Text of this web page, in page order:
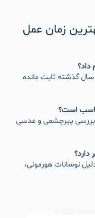
زمان عمل
گذشته ثابت مانده
به بررسی پیرچشمی و عدسی
دارد؟
نوسانات هورمونی،